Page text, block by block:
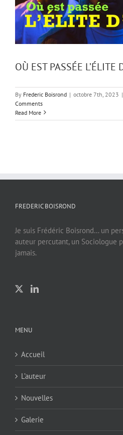
OÙ EST PASSÉE L’ÉLITE
By Frederic Boisrond | octobre 7th, 2023 |
Comments
Read More
FREDERIC BOISROND
Je suis Frédéric Boisrond… un
auteur percutant, un Sociologue
jamais.
MENU
Accueil
L’auteur
Nouvelles
Galerie